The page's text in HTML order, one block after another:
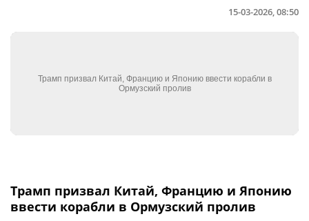
15-03-2026, 08:50
Трамп призвал Китай, Францию и Японию
ввести корабли в Ормузский пролив